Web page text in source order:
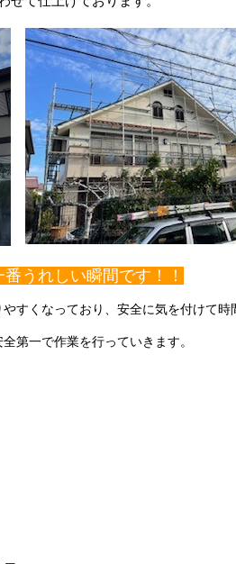
うれしい瞬間です！！
すくなっており、安全に気を付けて時
第一で作業を行っていきます。